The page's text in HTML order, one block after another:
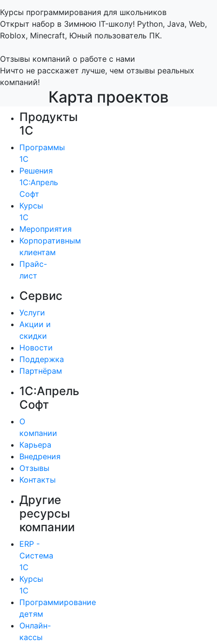
Курсы программирования для школьников
Открыт набор в Зимнюю IT-школу! Python, Java, Web,
Roblox, Minecraft, Юный пользователь ПК.
Отзывы компаний о работе с нами
Ничто не расскажет лучше, чем отзывы реальных
компаний!
Карта проектов
Продукты
1С
Программы
1С
Решения
1С:Апрель
Софт
Курсы
1С
Мероприятия
Корпоративным
клиентам
Прайс-
лист
Сервис
Услуги
Акции и
скидки
Новости
Поддержка
Партнёрам
1С:Апрель
Софт
О
компании
Карьера
Внедрения
Отзывы
Контакты
Другие
ресурсы
компании
ERP -
Система
1С
Курсы
1С
Программирование
детям
Онлайн-
кассы